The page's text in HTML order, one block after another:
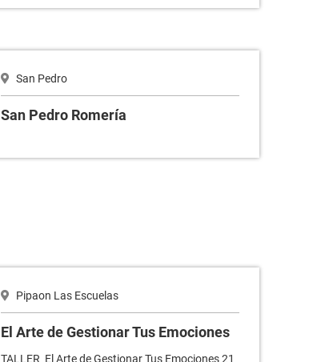
San Pedro
San Pedro Romería
Pipaon Las Escuelas
El Arte de Gestionar Tus Emociones
TALLER El Arte de Gestionar Tus Emociones 21